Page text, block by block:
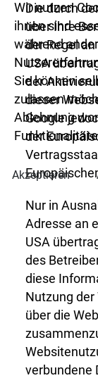
Die durch
über Ihre
der Regel
USA
der
dieser
Google
der
Nur in
Adresse an
USA
des
diese
Nutzung
über die
verbundene
Wir nutzen
ihnen sind
während
Sie können
zulassen
Ablehnung
Akzeptieren